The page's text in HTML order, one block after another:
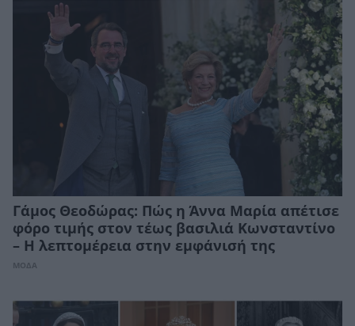
Γάμος Θεοδώρας: Πώς η Άννα Μαρία απέτισε
φόρο τιμής στον τέως βασιλιά Κωνσταντίνο
– Η λεπτομέρεια στην εμφάνισή της
ΜΟΔΑ